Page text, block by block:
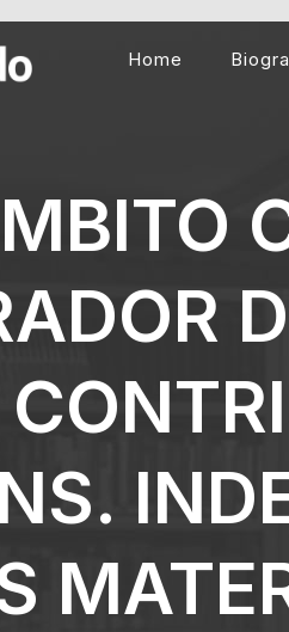
Home